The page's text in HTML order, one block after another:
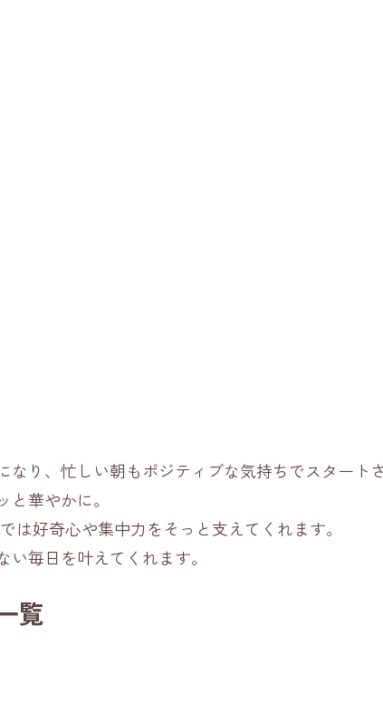
り、忙しい朝もポジティブな気持ちでスタート
華やかに。
好奇心や集中力をそっと支えてくれます。
毎日を叶えてくれます。
覧